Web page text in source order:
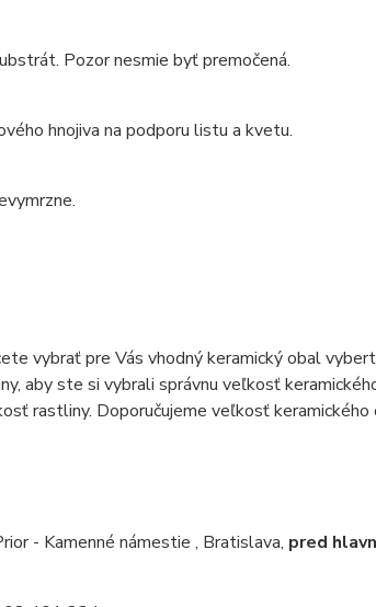
Pozor nesmie byť premočená.
hnojiva na podporu listu a kvetu.
vybrať pre Vás vhodný keramický obal
aby ste si vybrali správnu veľkosť
rastliny. Doporučujeme veľkosť
- Kamenné námestie , Bratislava, pred